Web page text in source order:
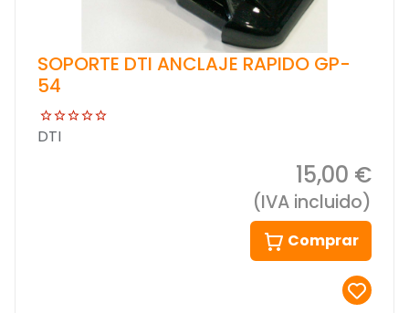
SOPORTE DTI ANCLAJE RAPIDO GP-
54
DTI
15,00 €
(IVA incluido)
Comprar